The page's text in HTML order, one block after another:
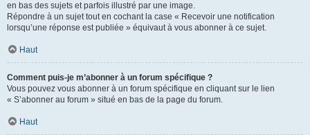
en bas des sujets et parfois illustré par une image.
Répondre à un sujet tout en cochant la case « Recevoir une notification
lorsqu’une réponse est publiée » équivaut à vous abonner à ce sujet.
Haut
Comment puis-je m’abonner à un forum spécifique ?
Vous pouvez vous abonner à un forum spécifique en cliquant sur le lien
« S’abonner au forum » situé en bas de la page du forum.
Haut